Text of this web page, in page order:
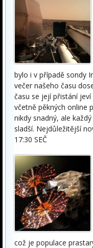
bylo i v případě sondy
večer našeho času
času se její přistání
včetně pěkných online
nikdy snadný, ale
sladší. Nejdůležitější
17:30 SEČ
což je populace